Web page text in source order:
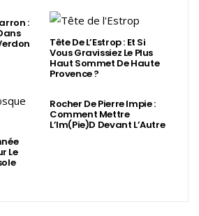
:
Tête De L’Estrop : Et Si
Vous Gravissiez Le Plus
Haut Sommet De Haute
Provence ?
Le
Rocher De Pierre Impie :
Comment Mettre
L’Im(Pie)d Devant L’Autre